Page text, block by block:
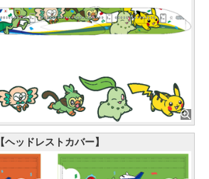
【ヘッドレストカバー】